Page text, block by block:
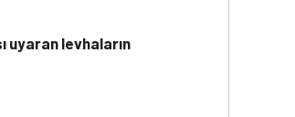
uyaran levhaların